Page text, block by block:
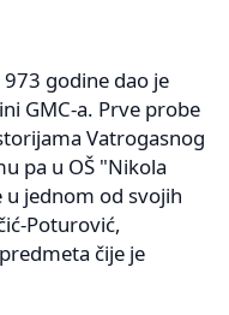
godine dao je
GMC-a. Prve probe
Vatrogasnog
pa u OŠ "Nikola
u jednom od svojih
Poturović,
čije je